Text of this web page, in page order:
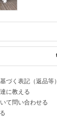
づく表記（返品等）
に教える
て問い合わせる